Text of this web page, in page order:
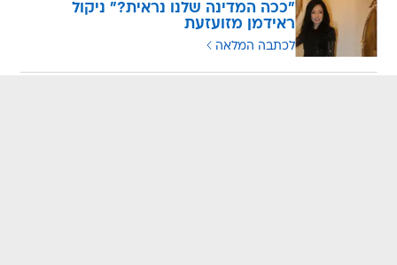
"ככה המדינה שלנו נראית?" ניקול
ראידמן מזועזעת
לכתבה המלאה